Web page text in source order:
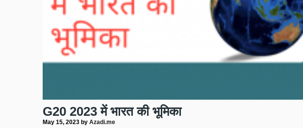
G20 2023 में भारत की भूमिका
May 15, 2023 by Azadi.me